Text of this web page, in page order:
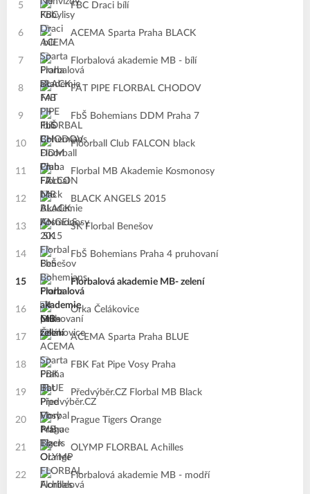
5 FBC Draci bílí
6 ACEMA Sparta Praha BLACK
7 Florbalová akademie MB - bílí
8 FAT PIPE FLORBAL CHODOV
9 FbŠ Bohemians DDM Praha 7
10 Floorball Club FALCON black
11 Florbal MB Akademie Kosmonosy
12 BLACK ANGELS 2015
13 SK Florbal Benešov
14 FbŠ Bohemians Praha 4 pruhovaní
15 Florbalová akademie MB- zelení
16 Orka Čelákovice
17 ACEMA Sparta Praha BLUE
18 FBK Fat Pipe Vosy Praha
19 Předvýběr.CZ Florbal MB Black
20 Prague Tigers Orange
21 OLYMP FLORBAL Achilles
22 Florbalová akademie MB - modří